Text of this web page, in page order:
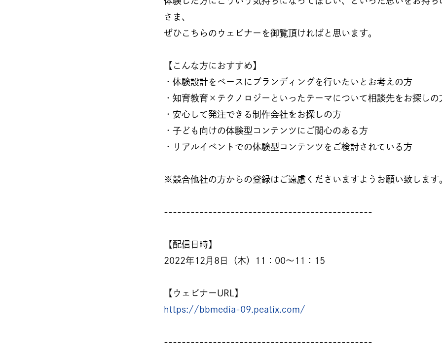
さま、
ぜひこちらのウェビナーを御覧頂ければと思います。
【こんな方におすすめ】
・体験設計をベースにブランディングを行いたいとお考えの方
・知育教育×テクノロジーといったテーマについて相談先をお探しの
・安心して発注できる制作会社をお探しの方
・子ども向けの体験型コンテンツにご関心のある方
・リアルイベントでの体験型コンテンツをご検討されている方
※競合他社の方からの登録はご遠慮くださいますようお願い致します
-----------------------------------------------
【配信日時】
2022年12月8日（木）11：00～11：15
【ウェビナーURL】
https://bbmedia-09.peatix.com/
-----------------------------------------------